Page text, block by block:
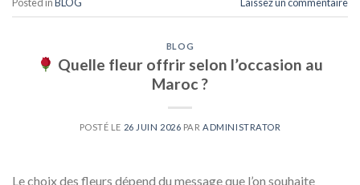
BLOG
Quelle fleur offrir selon l’occasion au
Maroc ?
POSTÉ LE 26 JUIN 2026 PARADMINISTRATOR
Le choix des fleurs dépend du message que l’on souhaite